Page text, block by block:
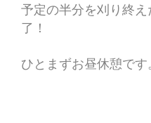
予定の半分を刈り終
了！
ひとまずお昼休憩です。